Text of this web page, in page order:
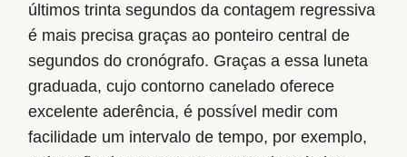
últimos trinta segundos da contagem regressiva
é mais precisa graças ao ponteiro central de
segundos do cronógrafo. Graças a essa luneta
graduada, cujo contorno canelado oferece
excelente aderência, é possível medir com
facilidade um intervalo de tempo, por exemplo,